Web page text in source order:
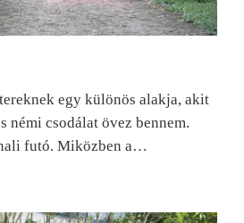
egy különös alakja, akit
némi csodálat övez bennem.
futó. Miközben a…